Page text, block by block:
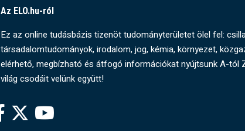
Az ELO.hu-ról
Ez az online tudásbázis tizenöt tudományterületet ölel fel:
társadalomtudományok, irodalom, jog, kémia, környezet,
elérhető, megbízható és átfogó információkat nyújtsunk A-tól
világ csodáit velünk együtt!